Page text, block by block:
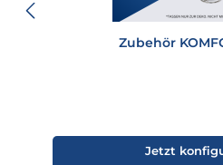
Zubehör
Jetzt